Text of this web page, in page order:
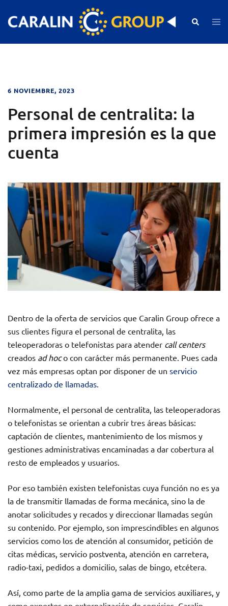
Search
6 NOVIEMBRE, 2023
Personal de centralita: la
primera impresión es la que
cuenta
Dentro de la oferta de servicios que Caralin Group ofrece a
sus clientes figura el personal de centralita, las
teleoperadoras o telefonistas para atender call centers
creados ad hoco con carácter más permanente. Pues cada
vez más empresas optan por disponer de un servicio
centralizado de llamadas.
Normalmente, el personal de centralita, las teleoperadoras
o telefonistas se orientan a cubrir tres áreas básicas:
captación de clientes, mantenimiento de los mismos y
gestiones administrativas encaminadas a dar cobertura al
resto de empleados y usuarios.
Por eso también existen telefonistas cuya función no es ya
la de transmitir llamadas de forma mecánica, sino la de
anotar solicitudes y recados y direccionar llamadas según
su contenido. Por ejemplo, son imprescindibles en algunos
servicios como los de atención al consumidor, petición de
citas médicas, servicio postventa, atención en carretera,
radio-taxi, pedidos a domicilio, salas de bingo, etcétera.
Así, como parte de la amplia gama de servicios auxiliares, y